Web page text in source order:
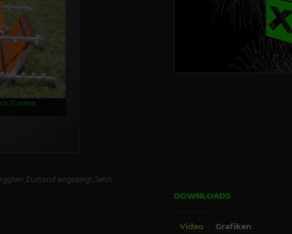
Zustand angezeigt.Jetzt
DOWNLOADS
Video Grafiken